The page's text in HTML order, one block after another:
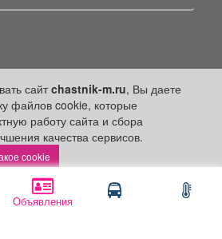
Объявления
сайтchastnik-m.ru, Вы даете
файлов cookie, которые
работу сайта и сбора
качества сервисов.
cookie
«На правах рекламы»,
рекламодателем.
за достоверность
в рекламных материалах и
ООО "Частник-М"